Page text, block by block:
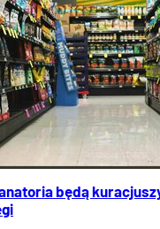
będą